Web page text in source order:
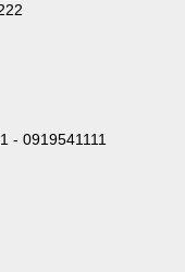
- 0919541111